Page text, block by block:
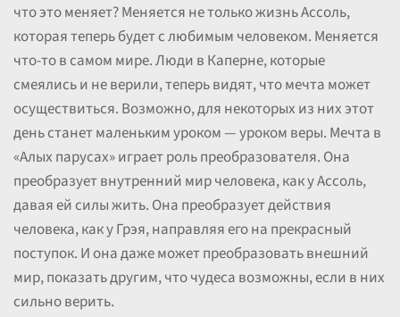
что это меняет? Меняется не только жизнь Ассоль,
которая теперь будет с любимым человеком. Меняется
что-то в самом мире. Люди в Каперне, которые
смеялись и не верили, теперь видят, что мечта может
осуществиться. Возможно, для некоторых из них этот
день станет маленьким уроком — уроком веры. Мечта в
«Алых парусах» играет роль преобразователя. Она
преобразует внутренний мир человека, как у Ассоль,
давая ей силы жить. Она преобразует действия
человека, как у Грэя, направляя его на прекрасный
поступок. И она даже может преобразовать внешний
мир, показать другим, что чудеса возможны, если в них
сильно верить.